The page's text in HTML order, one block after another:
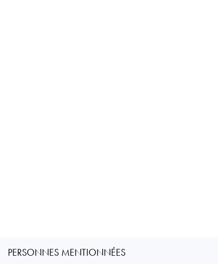
PERSONNES MENTIONNÉES